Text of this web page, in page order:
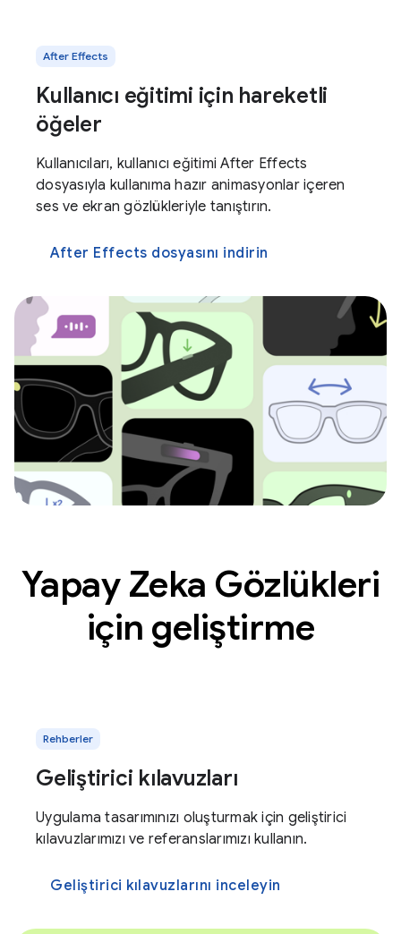
After Effects
Kullanıcı eğitimi için hareketli
öğeler
Kullanıcıları, kullanıcı eğitimi After Effects
dosyasıyla kullanıma hazır animasyonlar içeren
ses ve ekran gözlükleriyle tanıştırın.
After Effects dosyasını indirin
Yapay Zeka Gözlükleri
için geliştirme
Rehberler
Geliştirici kılavuzları
Uygulama tasarımınızı oluşturmak için geliştirici
kılavuzlarımızı ve referanslarımızı kullanın.
Geliştirici kılavuzlarını inceleyin